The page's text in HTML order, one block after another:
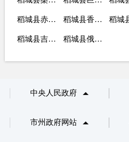
稻城县赤土乡人民政府 稻城县香格里拉镇人民政府
稻城县吉呷镇人民政府 稻城县俄牙同乡人民政府
中央人民政府
市州政府网站